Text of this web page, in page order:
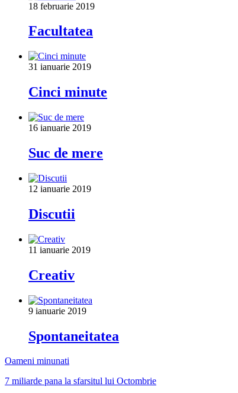
18 februarie 2019
Facultatea
31 ianuarie 2019
Cinci minute
16 ianuarie 2019
Suc de mere
12 ianuarie 2019
Discutii
11 ianuarie 2019
Creativ
9 ianuarie 2019
Spontaneitatea
Oameni minunati
7 miliarde pana la sfarsitul lui Octombrie